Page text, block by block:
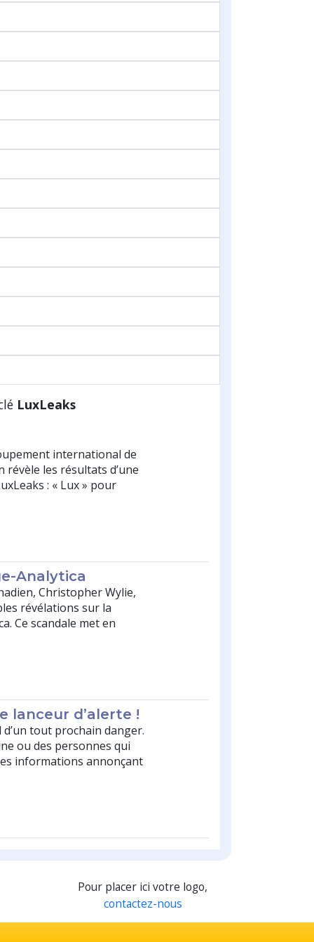
LuxLeaks
international de
révèle les résultats d’une
: « Lux » pour
Analytica
Christopher Wylie,
révélations sur la
Ce scandale met en
lanceur d’alerte !
d’un tout prochain danger.
ou des personnes qui
informations annonçant
Pour placer ici votre logo,
contactez-nous